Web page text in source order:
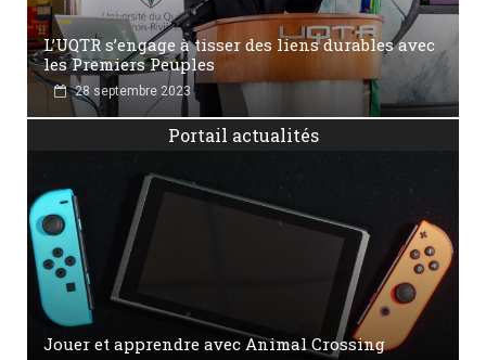
L’UQTR s’engage à tisser des liens durables avec
les Premiers Peuples
28 septembre 2023
Portail actualités
Jouer et apprendre avec Animal Crossing